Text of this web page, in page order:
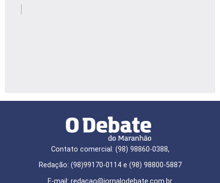
Contato comercial: (98) 98860-0388,
Redação: (98)99170-0114 e (98) 98800-5887
E-mail: redaçao@jornalodebate.com.br